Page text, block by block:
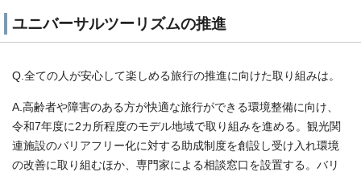
ユニバーサルツーリズムの推進
Q.全ての人が安心して楽しめる旅行の推進に向けた取り組みは。
A.高齢者や障害のある方が快適な旅行ができる環境整備に向け、
令和7年度に2カ所程度のモデル地域で取り組みを進める。観光関
連施設のバリアフリー化に対する助成制度を創設し受け入れ環境
の改善に取り組むほか、専門家による相談窓口を設置する。バリ